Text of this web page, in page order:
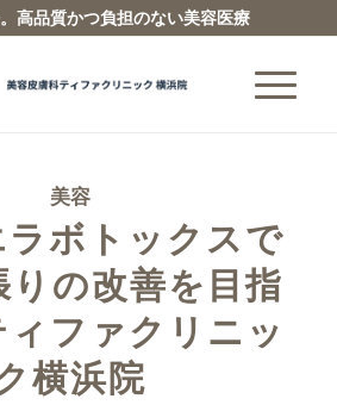
高品質かつ負担のない美容医療
美容
ラボトックスで
りの改善を目指
ファクリニッ
横浜院